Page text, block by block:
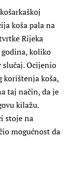
koša pala na
Rijeka
koliko
Ocijenio
korištenja koša,
taj način, da je
kilažu.
stoje na
mogućnost da